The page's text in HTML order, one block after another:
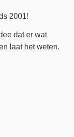
2001!
dat er wat
laat het weten.